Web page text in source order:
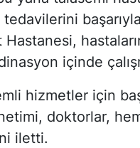
içinde
hizmetler için
doktorlar,
iletti.